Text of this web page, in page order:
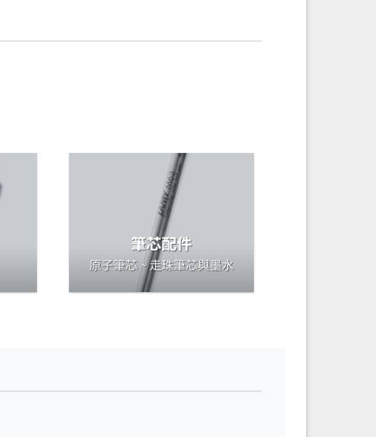
筆芯配件
原子筆芯、走珠筆芯與墨水